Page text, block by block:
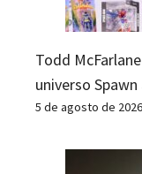
Todd
universo
5 de agosto de 2026